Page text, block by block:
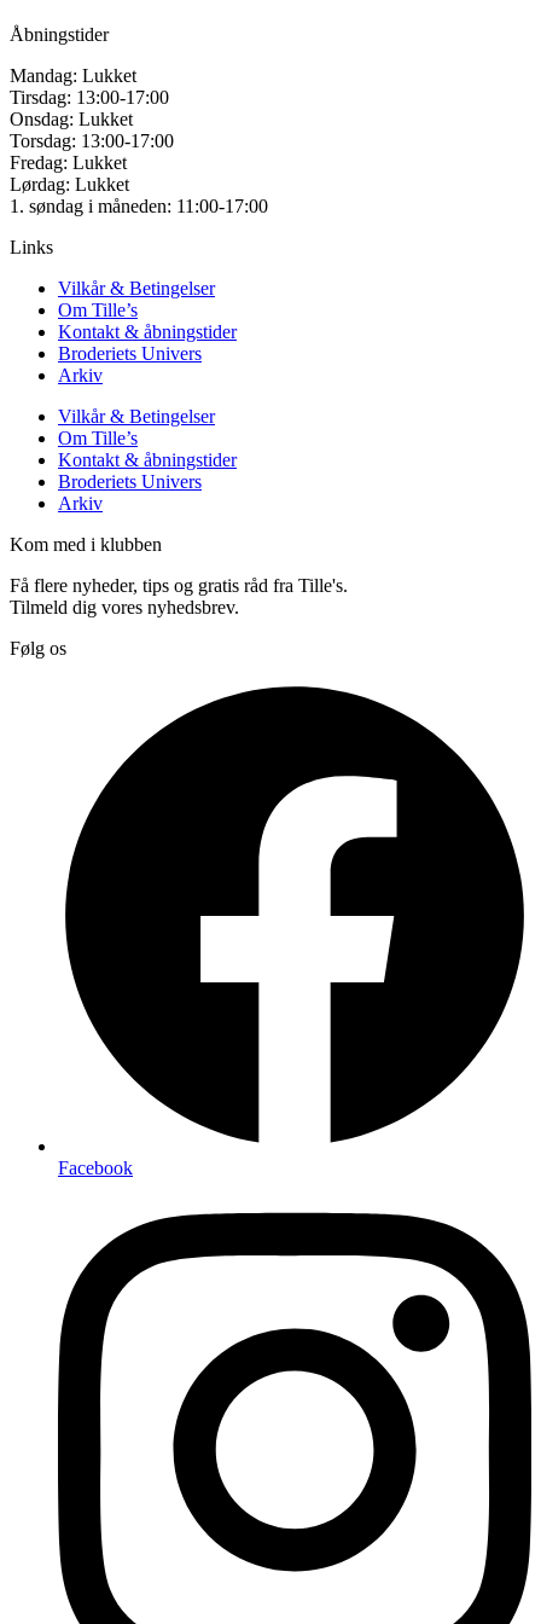
Åbningstider
Mandag: Lukket
Tirsdag: 13:00-17:00
Onsdag: Lukket
Torsdag: 13:00-17:00
Fredag: Lukket
Lørdag: Lukket
1. søndag i måneden: 11:00-17:00
Links
Vilkår & Betingelser
Om Tille’s
Kontakt & åbningstider
Broderiets Univers
Arkiv
Vilkår & Betingelser
Om Tille’s
Kontakt & åbningstider
Broderiets Univers
Arkiv
Kom med i klubben
Få flere nyheder, tips og gratis råd fra Tille's.
Tilmeld dig vores nyhedsbrev.
Følg os
Facebook